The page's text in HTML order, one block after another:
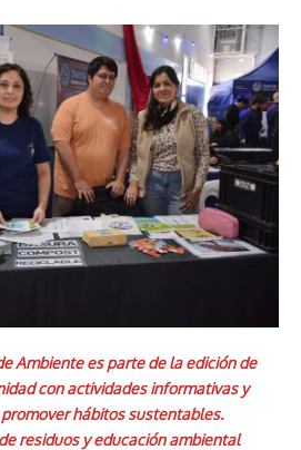
Ambiente es parte de la edición de
con actividades informativas y
hábitos sustentables.
residuos y educación ambiental